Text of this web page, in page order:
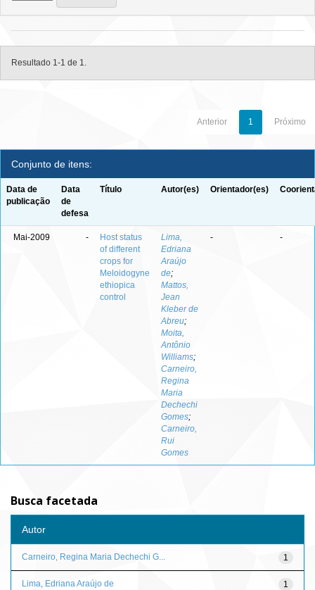
Resultado 1-1 de 1.
Anterior 1 Próximo
Conjunto de itens:
Data de
publicação
Data
de
defesa
Título Autor(es) Orientador(es)
Mai-2009 -
Host status
of different
crops for
Meloidogyne
ethiopica
control
Lima,
Edriana
Araújo
de;
Mattos,
Jean
Kleber de
Abreu;
Moita,
Antônio
Williams;
Carneiro,
Regina
Maria
Dechechi
Gomes;
Carneiro,
Rui
Gomes
- -
Busca facetada
Autor
1
Carneiro, Regina Maria Dechechi G...
1
Lima, Edriana Araújo de